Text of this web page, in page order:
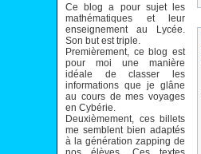
Ce blog a pour sujet les
mathématiques et leur
enseignement au Lycée.
Son but est triple.
Premièrement, ce blog est
pour moi une manière
idéale de classer les
informations que je glâne
au cours de mes voyages
en Cybérie.
Deuxièmement, ces billets
me semblent bien adaptés
à la génération zapping de